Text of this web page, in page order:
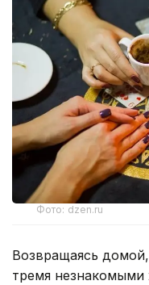
Фото: dzen.ru
Возвращаясь
тремя